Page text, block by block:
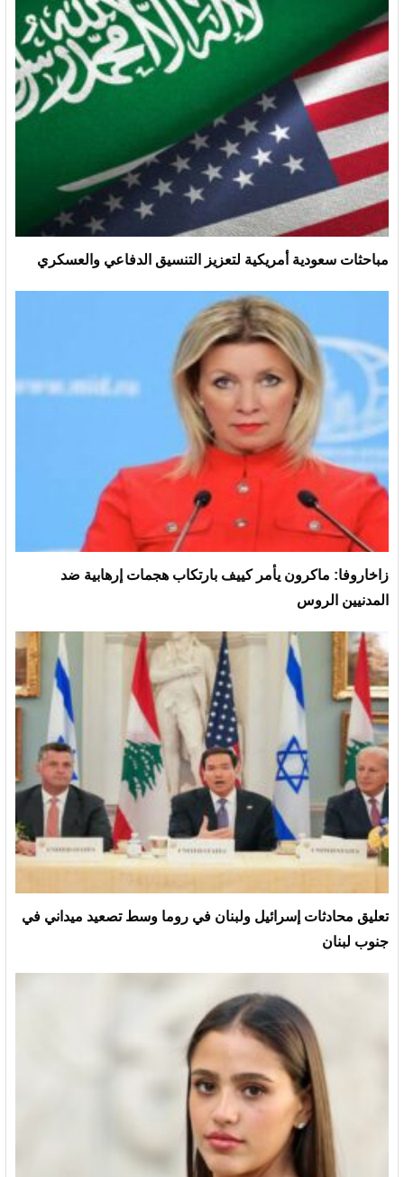
مباحثات سعودية أمريكية لتعزيز التنسيق الدفاعي والعسكري
زاخاروفا: ماكرون يأمر كييف بارتكاب هجمات إرهابية ضد
المدنيين الروس
تعليق محادثات إسرائيل ولبنان في روما وسط تصعيد ميداني في
جنوب لبنان